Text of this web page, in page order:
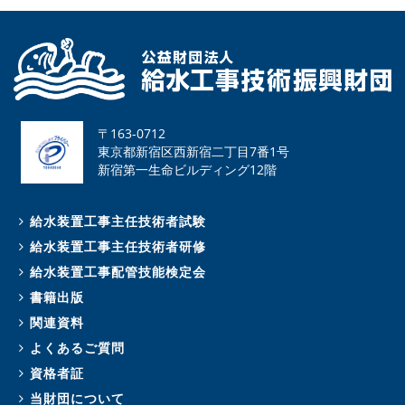
〒163-0712
東京都新宿区西新宿二丁目7番1号
新宿第一生命ビルディング12階
給水装置工事主任技術者試験
給水装置工事主任技術者研修
給水装置工事配管技能検定会
書籍出版
関連資料
よくあるご質問
資格者証
当財団について